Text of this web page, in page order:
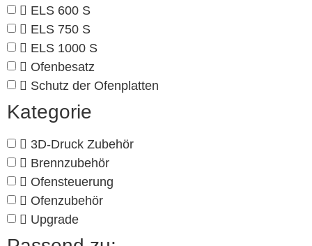
ELS 600 S
ELS 750 S
ELS 1000 S
Ofenbesatz
Schutz der Ofenplatten
Kategorie
3D-Druck Zubehör
Brennzubehör
Ofensteuerung
Ofenzubehör
Upgrade